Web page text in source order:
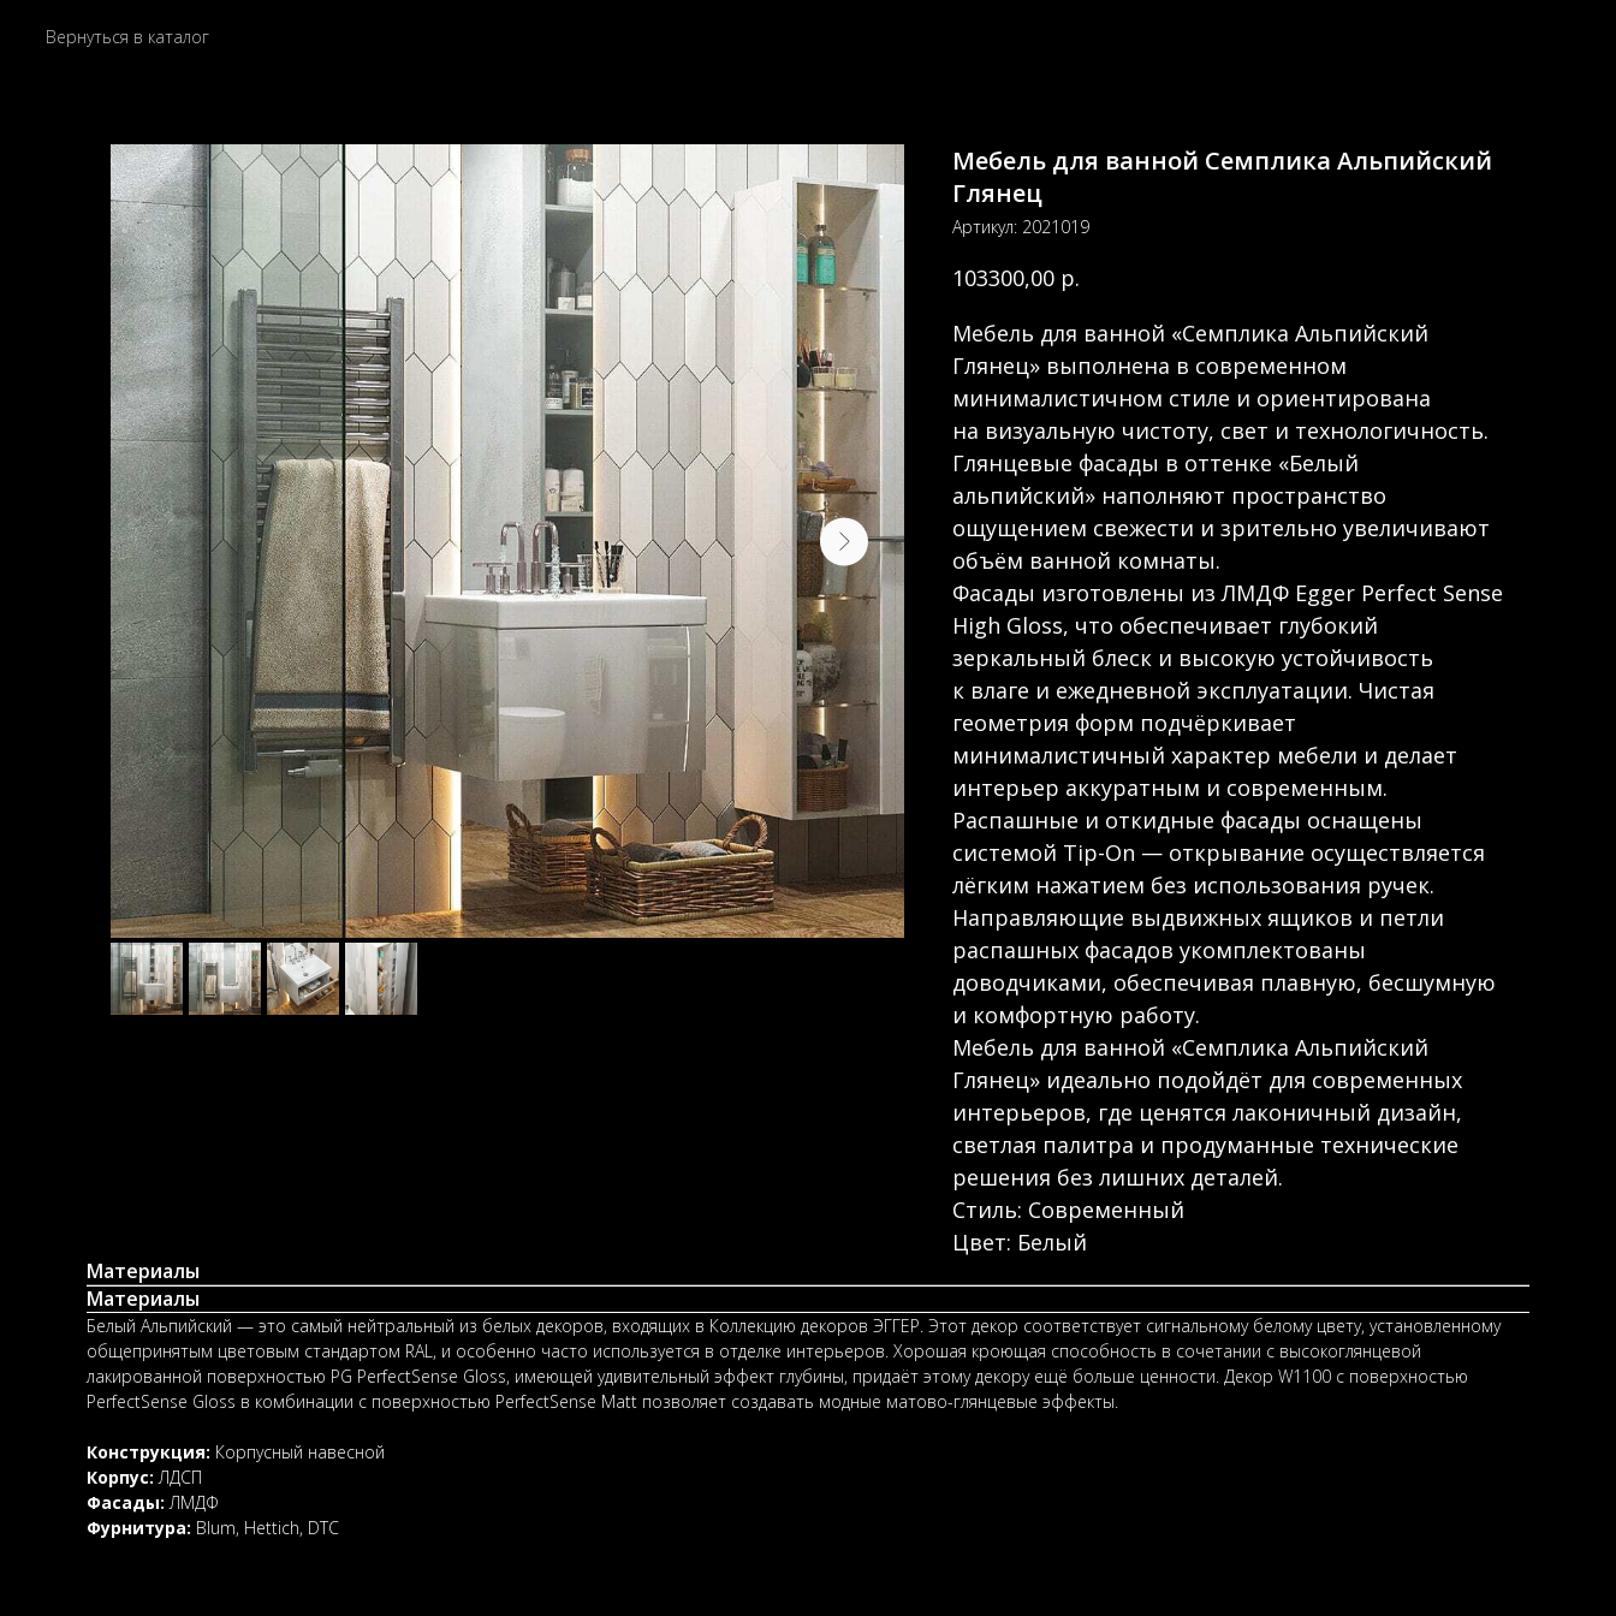
Вернуться в каталог
Мебель для ванной Семплика Альпийский
Глянец
Артикул: 2021019
103300,00 р.
Мебель для ванной «Семплика Альпийский
Глянец» выполнена в современном
минималистичном стиле и ориентирована
на визуальную чистоту, свет и технологичность.
Глянцевые фасады в оттенке «Белый
альпийский» наполняют пространство
ощущением свежести и зрительно увеличивают
объём ванной комнаты.
Фасады изготовлены из ЛМДФ Egger Perfect Sense
High Gloss, что обеспечивает глубокий
зеркальный блеск и высокую устойчивость
к влаге и ежедневной эксплуатации. Чистая
геометрия форм подчёркивает
минималистичный характер мебели и делает
интерьер аккуратным и современным.
Распашные и откидные фасады оснащены
системой Tip-On — открывание осуществляется
лёгким нажатием без использования ручек.
Направляющие выдвижных ящиков и петли
распашных фасадов укомплектованы
доводчиками, обеспечивая плавную, бесшумную
и комфортную работу.
Мебель для ванной «Семплика Альпийский
Глянец» идеально подойдёт для современных
интерьеров, где ценятся лаконичный дизайн,
светлая палитра и продуманные технические
решения без лишних деталей.
Стиль: Современный
Цвет: Белый
Материалы
Материалы
Белый Альпийский — это самый нейтральный из белых декоров, входящих в Коллекцию декоров ЭГГЕР. Этот декор соответствует сигнальному белому цвету, установленному
общепринятым цветовым стандартом RAL, и особенно часто используется в отделке интерьеров. Хорошая кроющая способность в сочетании с высокоглянцевой
лакированной поверхностью PG PerfectSense Gloss, имеющей удивительный эффект глубины, придаёт этому декору ещё больше ценности. Декор W1100 с поверхностью
PerfectSense Gloss в комбинации с поверхностью PerfectSense Matt позволяет создавать модные матово-глянцевые эффекты.
Конструкция: Корпусный навесной
Корпус: ЛДСП
Фасады: ЛМДФ
Фурнитура: Blum, Hettich, DTC